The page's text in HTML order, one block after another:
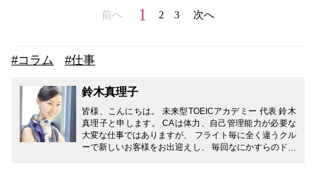
前へ 1 2 3 次へ
#コラム #仕事
鈴木真理子
皆様、こんにちは。 未来型TOEICアカデミー 代表 鈴木
真理子と申します。 CAは体力、自己管理能力が必要な
大変な仕事ではありますが、 フライト毎に全く違うクル
ーで新しいお客様をお出迎えし、 毎回なにかすらのドラ